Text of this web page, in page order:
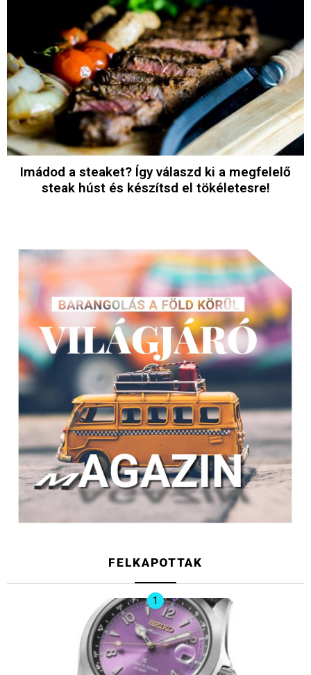
Imádod a steaket? Így válaszd ki a megfelelő
steak húst és készítsd el tökéletesre!
FELKAPOTTAK